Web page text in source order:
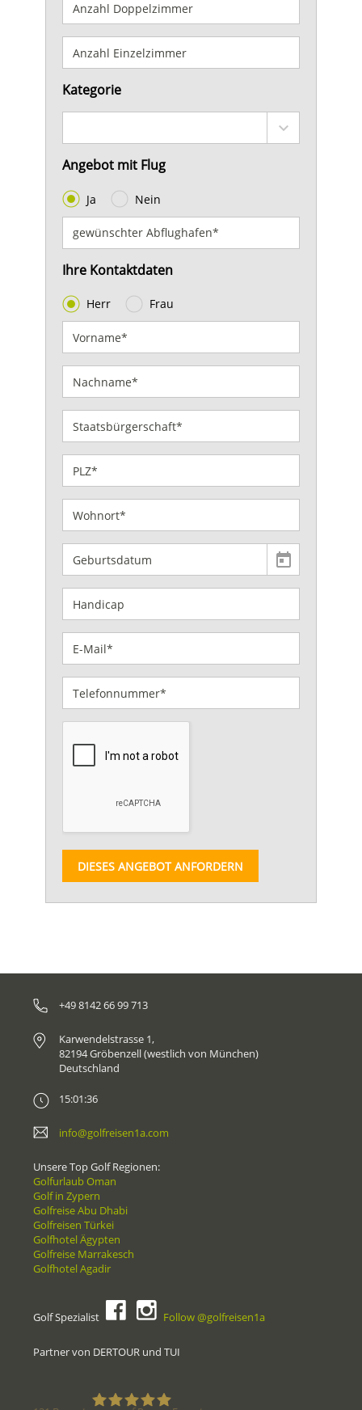
Kategorie
Angebot mit Flug
Ja Nein
Ihre Kontaktdaten
Herr Frau
DIESES ANGEBOT ANFORDERN
+49 8142 66 99 713
Karwendelstrasse 1,
82194 Gröbenzell (westlich von München)
Deutschland
15:01:36
info@golfreisen1a.com
Unsere Top Golf Regionen:
Golfurlaub Oman
Golf in Zypern
Golfreise Abu Dhabi
Golfreisen Türkei
Golfhotel Ägypten
Golfreise Marrakesch
Golfhotel Agadir
Golf Spezialist Follow @golfreisen1a
Partner von DERTOUR und TUI